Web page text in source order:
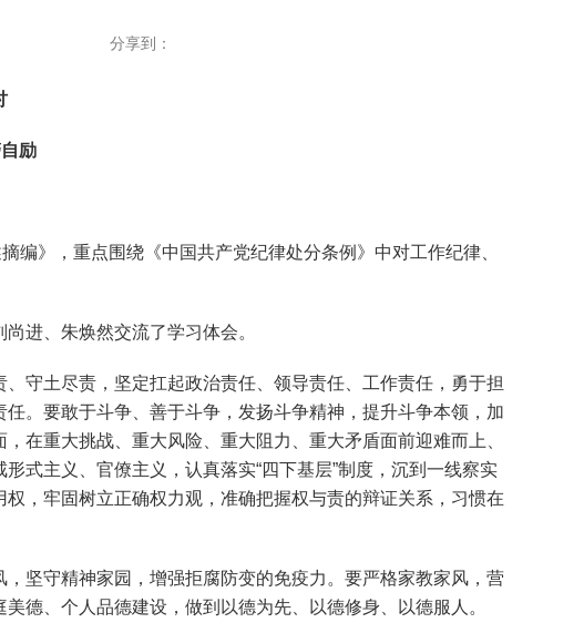
分享到：
励
》，重点围绕《中国共产党纪律处分条例》中对工作纪律、
进、朱焕然交流了学习体会。
土尽责，坚定扛起政治责任、领导责任、工作责任，勇于担
。要敢于斗争、善于斗争，发扬斗争精神，提升斗争本领，加
在重大挑战、重大风险、重大阻力、重大矛盾面前迎难而上、
式主义、官僚主义，认真落实“四下基层”制度，沉到一线察实
，牢固树立正确权力观，准确把握权与责的辩证关系，习惯在
坚守精神家园，增强拒腐防变的免疫力。要严格家教家风，营
德、个人品德建设，做到以德为先、以德修身、以德服人。